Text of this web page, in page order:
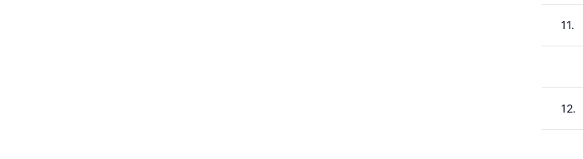
11.
12.